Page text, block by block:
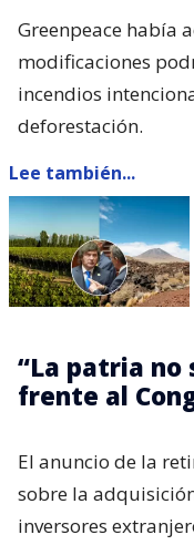
Greenpeace había
modificaciones
incendios
deforestación.
Lee también...
“La patria no
frente al
El anuncio de la
sobre la
inversores